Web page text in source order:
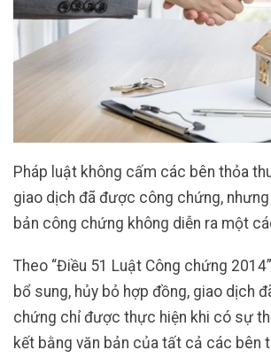
Pháp luật không cấm các bên thỏa
giao dịch đã được công chứng, nhưng
bản công chứng không diễn ra một
Theo “Điều 51 Luật Công chứng
bổ sung, hủy bỏ hợp đồng, giao dịch
chứng chỉ được thực hiện khi có sự
kết bằng văn bản của tất cả các bên